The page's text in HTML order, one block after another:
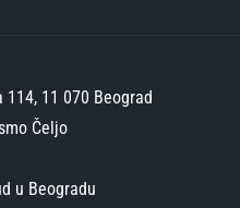
11 070 Beograd
Čeljo
u Beogradu